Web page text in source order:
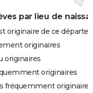
par lieu de
originaire de ce
originaires
originaires
originaires
fréquemment originaires